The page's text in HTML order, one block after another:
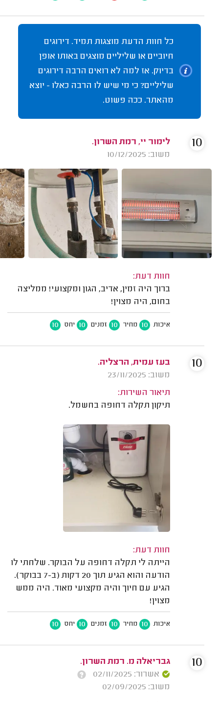
כל חוות הדעת מוצגות תמיד. דירוגים
חיוביים או שליליים מוצגים באותו אופן
בדיוק. אז למה לא רואים הרבה דירוגים
שליליים? כי מי שיש לו הרבה כאלו - יוצא
מהאתר. ככה פשוט.
לימור יי, רמת השרון.
משוב: 10/12/2025
חוות דעת:
ברוך היה זמין, אדיב, הגון ומקצועי! ממליצה
בחום, היה מצוין!
איכות 10 מחיר 10 זמנים 10 יחס 10
10
בעז עמית, הרצליה.
משוב: 23/11/2025
תיאור השירות:
תיקון תקלה דחופה בחשמל.
חוות דעת:
הייתה לי תקלה דחופה על הבוקר. שלחתי לו
הודעה והוא הגיע תוך 20 דקות (ב-7 בבוקר).
הגיע עם חיוך והיה מקצועי מאוד. היה ממש
מצוין!
איכות 10 מחיר 10 זמנים 10 יחס 10
10
גבריאלה מ. רמת השרון.
אשרור: 02/11/2025
משוב: 02/09/2025
10